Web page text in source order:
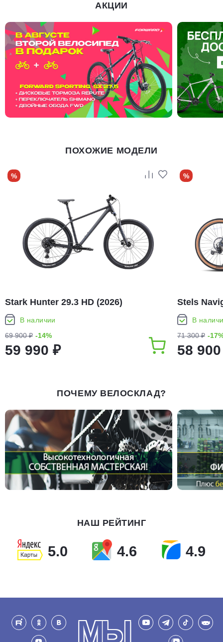
АКЦИИ
ПОХОЖИЕ МОДЕЛИ
%
Stark Hunter 29.3 HD (2026)
В наличии
69 900 ₽ -14%
59 990 ₽
%
Stels
В
71 300 ₽ -
58
ПОЧЕМУ ВЕЛОСКЛАД?
НАШ РЕЙТИНГ
5.0 4.6 4.9
МЫ